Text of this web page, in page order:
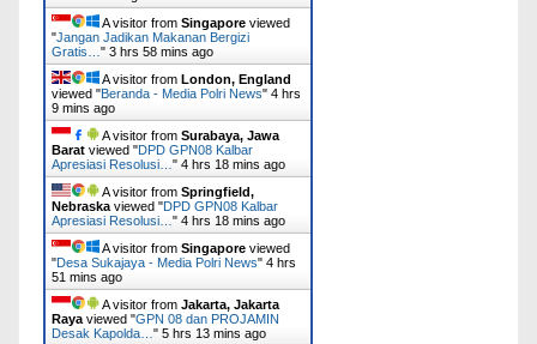
A visitor from Singapore viewed
"Jangan Jadikan Makanan Bergizi
Gratis… " 3 hrs 58 mins ago
A visitor from London, England
viewed "Beranda - Media Polri News" 4 hrs
9 mins ago
A visitor from Surabaya, Jawa
Barat viewed "DPD GPN08 Kalbar
Apresiasi Resolusi… " 4 hrs 18 mins ago
A visitor from Springfield,
Nebraska viewed "DPD GPN08 Kalbar
Apresiasi Resolusi… " 4 hrs 18 mins ago
A visitor from Singapore viewed
"Desa Sukajaya - Media Polri News" 4 hrs
51 mins ago
A visitor from Jakarta, Jakarta
Raya viewed "GPN 08 dan PROJAMIN
Desak Kapolda… " 5 hrs 14 mins ago